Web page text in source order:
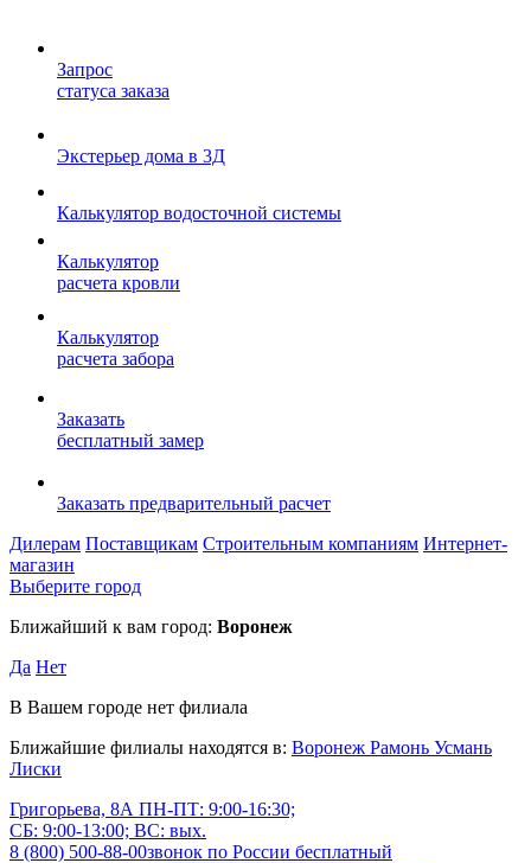
Запрос
статуса заказа
Экстерьер дома в 3Д
Калькулятор водосточной системы
Калькулятор
расчета кровли
Калькулятор
расчета забора
Заказать
бесплатный замер
Заказать предварительный расчет
Дилерам Поставщикам Строительным компаниям Интернет-
магазин
Выберите город
Ближайший к вам город: Воронеж
Да Нет
В Вашем городе нет филиала
Ближайшие филиалы находятся в: Воронеж Рамонь Усмань
Лиски
Григорьева, 8А ПН-ПТ: 9:00-16:30;
СБ: 9:00-13:00; ВС: вых.
8 (800) 500-88-00звонок по России бесплатный